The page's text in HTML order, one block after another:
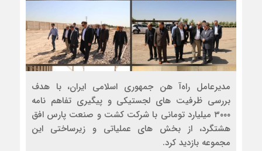
مدیرعامل راه‌آ هن جمهوری اسلامی ایران، با هدف
بررسی ظرفیت‌ های لجستیکی و پیگیری تفاهم‌ نامه
۳۰۰۰ میلیارد تومانی با شرکت کشت و صنعت پارس افق
هشتگرد، از بخش‌ های عملیاتی و زیرساختی این
مجموعه بازدید کرد.